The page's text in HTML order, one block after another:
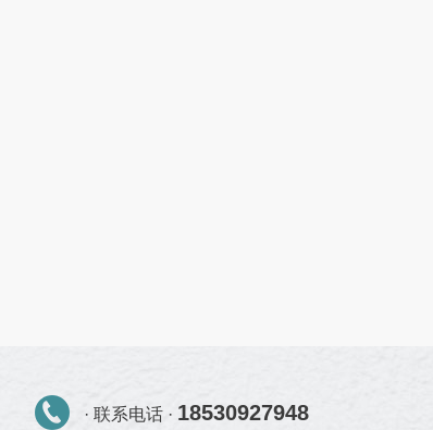
· 联系电话 · 18530927948